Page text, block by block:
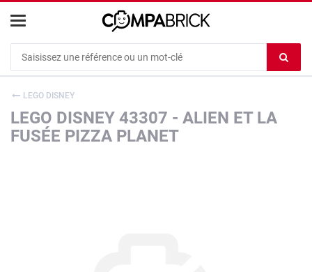
le
LEGO DISNEY
LEGO DISNEY 43307 - ALIEN ET LA
FUSÉE PIZZA PLANET
Cookies management panel